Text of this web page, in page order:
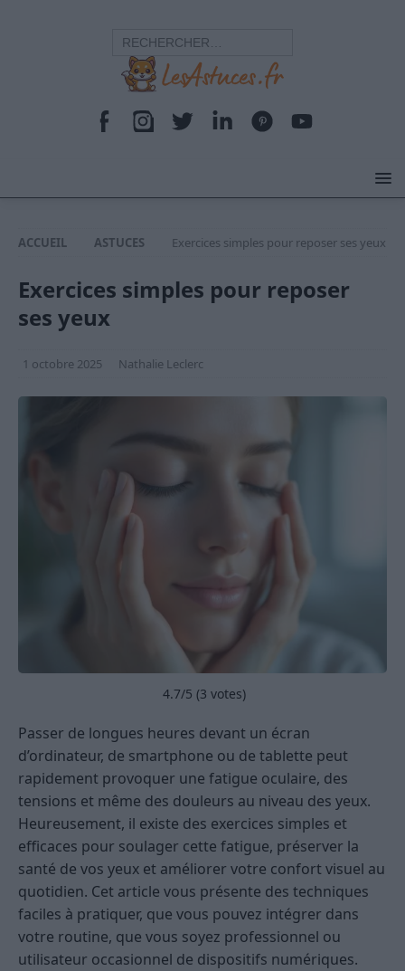
ACCUEIL ASTUCES Exercices simples pour reposer ses yeux
Exercices simples pour reposer
ses yeux
1 octobre 2025 Nathalie Leclerc
4.7/5 (3 votes)
Passer de longues heures devant un écran
d’ordinateur, de smartphone ou de tablette peut
rapidement provoquer une fatigue oculaire, des
tensions et même des douleurs au niveau des yeux.
Heureusement, il existe des exercices simples et
efficaces pour soulager cette fatigue, préserver la
santé de vos yeux et améliorer votre confort visuel au
quotidien. Cet article vous présente des techniques
faciles à pratiquer, que vous pouvez intégrer dans
votre routine, que vous soyez professionnel ou
utilisateur occasionnel de dispositifs numériques.